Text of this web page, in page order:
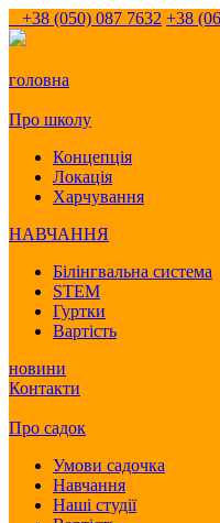
+38 (050) 087 7632 +38
головна
Про школу
Концепція
Локація
Харчування
НАВЧАННЯ
Білінгвальна система
STEM
Гуртки
Вартість
новини
Контакти
Про садок
Умови садочка
Навчання
Наші студії